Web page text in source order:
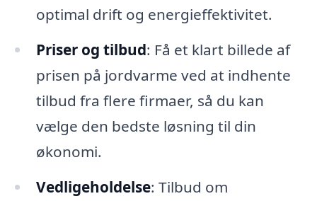
optimal drift og energieffektivitet.
Priser og tilbud: Få et klart billede af
prisen på jordvarme ved at indhente
tilbud fra flere firmaer, så du kan
vælge den bedste løsning til din
økonomi.
Vedligeholdelse: Tilbud om